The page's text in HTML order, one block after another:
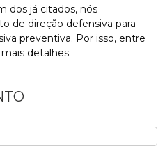
dos já citados, nós
de direção defensiva para
preventiva. Por isso, entre
detalhes.